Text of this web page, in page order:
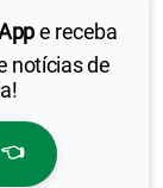
e receba
notícias de
👈